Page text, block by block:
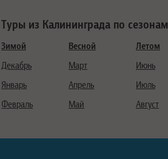
Туры из Калининграда по сезонам
Зимой
Декабрь
Январь
Февраль
Весной
Март
Апрель
Май
Летом
Июнь
Июль
Август